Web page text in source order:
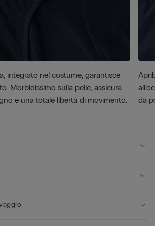
integrato nel costume, garantisce
Morbidissimo sulla pelle, assicura
e una totale libertà di movimento.
da